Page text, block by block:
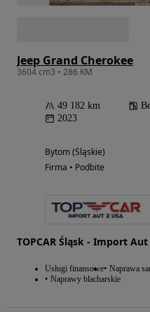
Jeep Grand Cherokee
3604 cm3 • 286 KM
49 182 km
2023
Bytom (Śląskie)
Firma • Podbite
TOPCAR Śląsk - Import Aut
Usługi finansowe Naprawa
Naprawy blacharskie